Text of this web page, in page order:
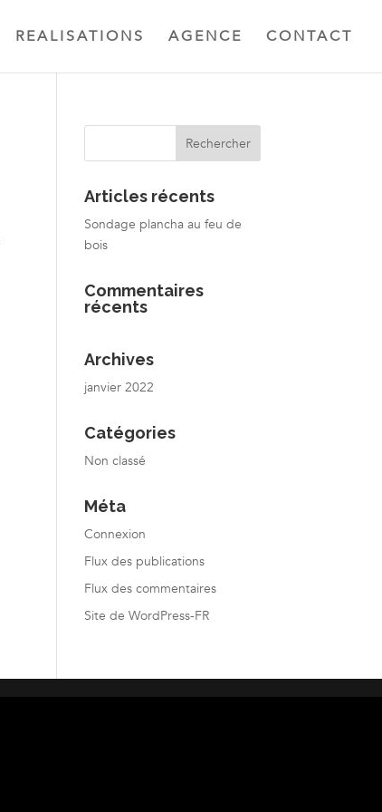
REALISATIONS AGENCE CONTACT
Articles récents
Sondage plancha au feu de
bois
Commentaires
récents
Archives
janvier 2022
Catégories
Non classé
Méta
Connexion
Flux des publications
Flux des commentaires
Site de WordPress-FR